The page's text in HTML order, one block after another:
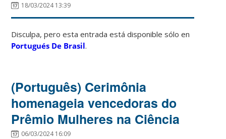
18/03/2024 13:39
Disculpa, pero esta entrada está disponible sólo en
Portugués De Brasil.
(Português) Cerimônia
homenageia vencedoras do
Prêmio Mulheres na Ciência
06/03/2024 16:09